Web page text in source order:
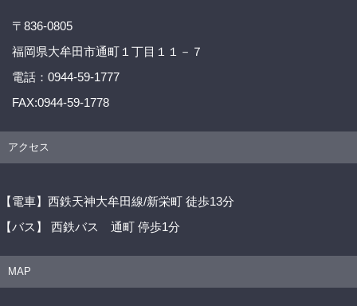
〒836-0805
福岡県大牟田市通町１丁目１１－７
電話：0944-59-1777
FAX:0944-59-1778
アクセス
【電車】西鉄天神大牟田線/新栄町 徒歩13分
【バス】 西鉄バス 通町 停歩1分
MAP